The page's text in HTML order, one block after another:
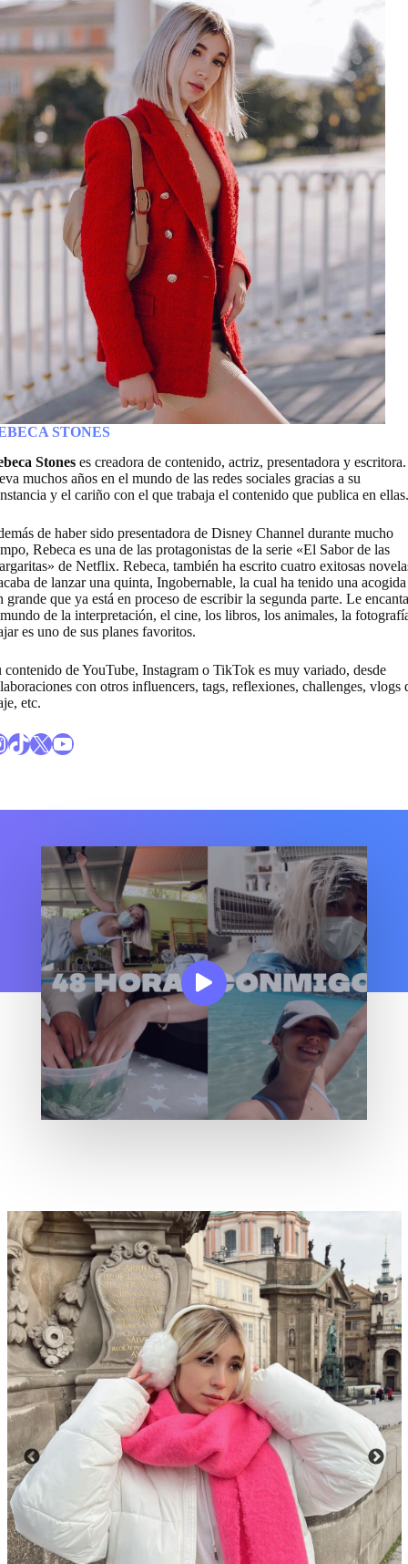
STONES
Stones es creadora de contenido, actriz, presentadora y escritora.
muchos años en el mundo de las redes sociales gracias a su
y el cariño con el que trabaja el contenido que publica en ellas.
de haber sido presentadora de Disney Channel durante mucho
Rebeca es una de las protagonistas de la serie «El Sabor de las
de Netflix. Rebeca, también ha escrito cuatro exitosas
de lanzar una quinta, Ingobernable, la cual ha tenido una acogida
grande que ya está en proceso de escribir la segunda parte. Le encanta
de la interpretación, el cine, los libros, los animales, la
es uno de sus planes favoritos.
contenido de YouTube, Instagram o TikTok es muy variado, desde
con otros influencers, tags, reflexiones, challenges, vlogs
etc.
Instagram de Rebeca Stones
Enlace al perfil de TikTok de Rebeca Stones
X Enlace al canal de Youtube de Rebeca Stones